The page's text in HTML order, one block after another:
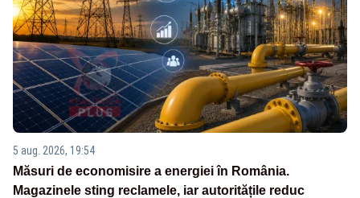
5 aug. 2026, 19:54
Măsuri de economisire a energiei în România.
Magazinele sting reclamele, iar autoritățile reduc